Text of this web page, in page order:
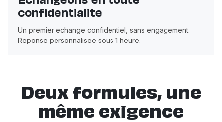
confidentialite
Un premier echange confidentiel, sans engagement.
Reponse personnalisee sous 1 heure.
Deux formules, une
même exigence